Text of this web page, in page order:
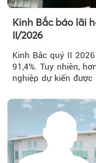
Kinh Bắc báo lãi
II/2026
Kinh Bắc quý II
91,4%. Tuy nhiên,
nghiệp dự kiến